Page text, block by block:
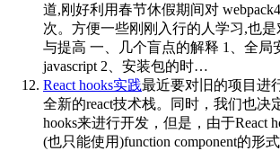
道,刚好利用春节休假期间对
次。方便一些刚刚入行的人学习,也
与提高 一、几个盲点的解释 1、全局
javascript 2、安装包的时…
React hooks实践最近要对旧的项目进
全新的react技术栈。同时，我们也决
hooks来进行开发，但是，由于React
(也只能使用)function component的形